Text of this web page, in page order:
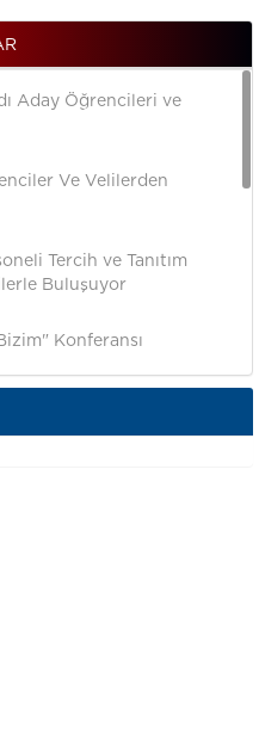
Aday Öğrencileri ve
Ve Velilerden
Tercih ve Tanıtım
Buluşuyor
Konferansı
Coşkulu Bir